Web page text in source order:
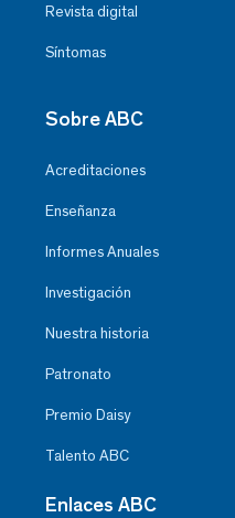
Revista digital
Síntomas
Sobre ABC
Acreditaciones
Enseñanza
Informes Anuales
Investigación
Nuestra historia
Patronato
Premio Daisy
Talento ABC
Enlaces ABC